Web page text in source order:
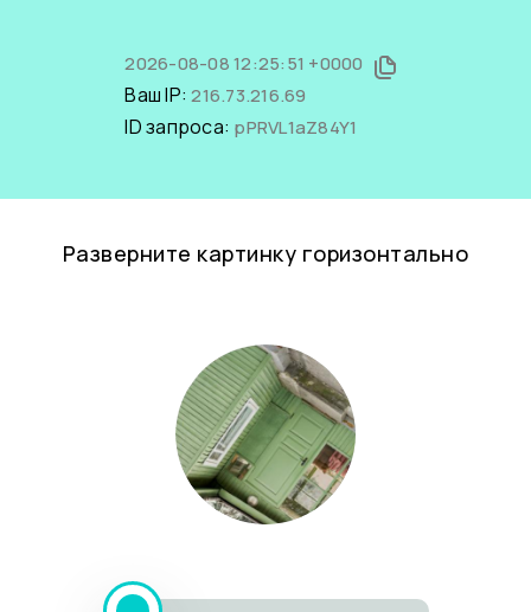
2026-08-08 12:25:51 +0000
Ваш IP:216.73.216.69
ID запроса: pPRVL1aZ84Y1
Разверните картинку горизонтально